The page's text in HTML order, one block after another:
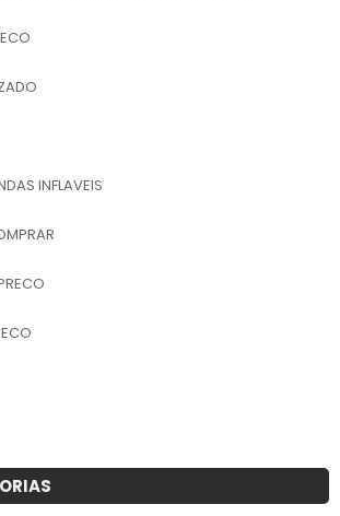
INFLAVEIS
PARA EVENTOS PERSONALIZADOS